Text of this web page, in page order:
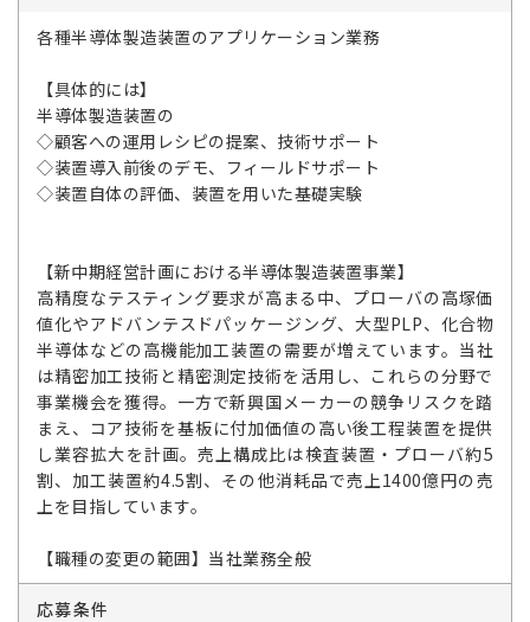
各種半導体製造装置のアプリケーション業務
【具体的には】
半導体製造装置の
◇顧客への運用レシピの提案、技術サポート
◇装置導入前後のデモ、フィールドサポート
◇装置自体の評価、装置を用いた基礎実験
【新中期経営計画における半導体製造装置事業】
高精度なテスティング要求が高まる中、プローバの高塚価
値化やアドバンテスドパッケージング、大型PLP、化合物
半導体などの高機能加工装置の需要が増えています。当社
は精密加工技術と精密測定技術を活用し、これらの分野で
事業機会を獲得。一方で新興国メーカーの競争リスクを踏
まえ、コア技術を基板に付加価値の高い後工程装置を提供
し業容拡大を計画。売上構成比は検査装置・プローバ約5
割、加工装置約4.5割、その他消耗品で売上1400億円の売
上を目指しています。
【職種の変更の範囲】当社業務全般
応募条件